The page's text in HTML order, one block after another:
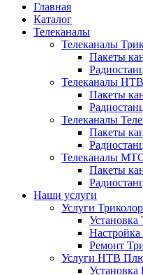
Главная
Каталог
Телеканалы
Телеканалы
Пакеты
Телеканалы
Пакеты
Телеканалы
Пакеты
Телеканалы
Пакеты
Наши услуги
Услуги
Ремонт
Услуги НТВ